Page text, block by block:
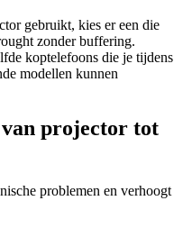
gebruikt, kies er een die
zonder buffering.
koptelefoons die je tijdens
modellen kunnen
projector tot
problemen en verhoogt